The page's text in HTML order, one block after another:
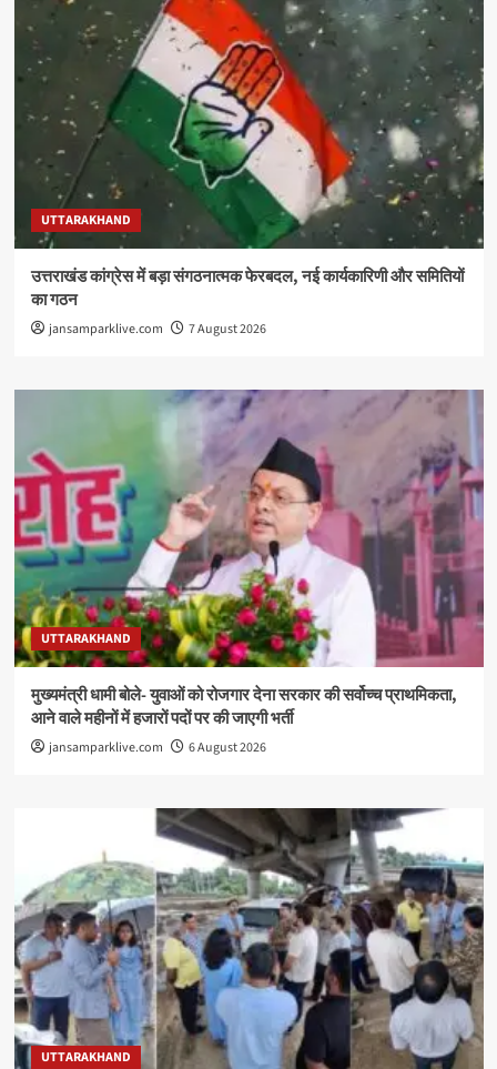
UTTARAKHAND
उत्तराखंड कांग्रेस में बड़ा संगठनात्मक फेरबदल, नई कार्यकारिणी और समितियों
का गठन
jansamparklive.com 7 August 2026
UTTARAKHAND
मुख्यमंत्री धामी बोले- युवाओं को रोजगार देना सरकार की सर्वोच्च प्राथमिकता,
आने वाले महीनों में हजारों पदों पर की जाएगी भर्ती
jansamparklive.com 6 August 2026
UTTARAKHAND